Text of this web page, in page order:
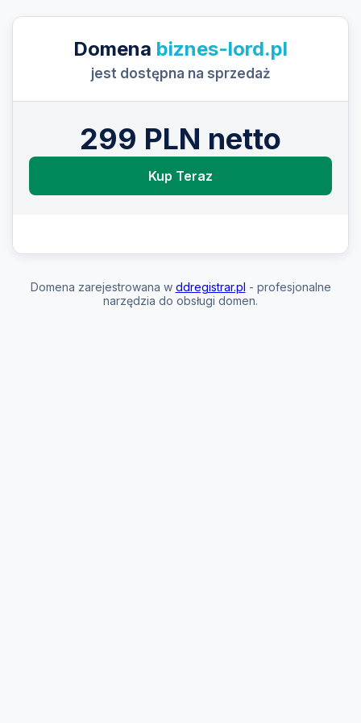
Domena biznes-lord.pl
jest dostępna na sprzedaż
299 PLN netto
Kup Teraz
Domena zarejestrowana w ddregistrar.pl - profesjonalne
narzędzia do obsługi domen.